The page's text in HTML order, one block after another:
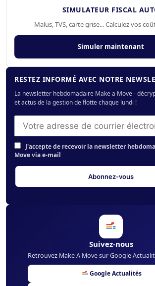
SIMULATEUR FISCAL
Malus, TVS, carte grise... Calculez vos
Simuler maintenant
RESTEZ INFORMÉ AVEC NOTRE
La newsletter hebdomadaire Make a Move -
et actus de la gestion de flotte chaque lundi !
J'accepte de recevoir la newsletter
Move via e-mail
Suivez-nous
Retrouvez Make A Move sur Google
Google Actualités